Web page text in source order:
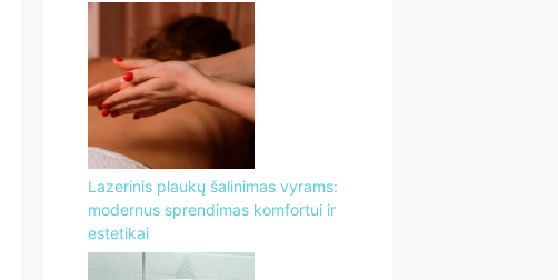
Lazerinis plaukų šalinimas vyrams:
modernus sprendimas komfortui ir
estetikai